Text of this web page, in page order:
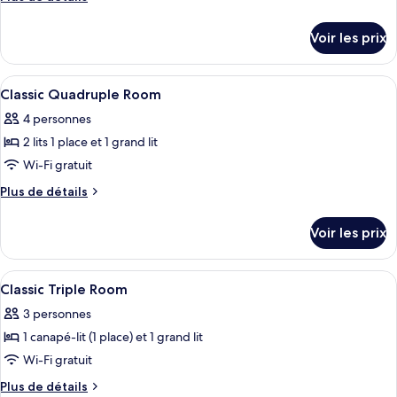
de
Chambre
Double
Supérieure
le
type
de
Chambre
Double
Voir les prix
Afficher
toutes
les
photos
pour
ce
chambre :
Classic
Quadruple
Room
Coffres-forts dans les chambres,
4
Classic Quadruple Room
4 personnes
2 lits 1 place et 1 grand lit
Wi-Fi gratuit
Plus de détails
Plus
le
type
de
Classic
Quadruple
Voir les prix
Afficher
toutes
les
photos
pour
ce
Coffres-forts dans les chambres,
6
Classic Triple Room
3 personnes
1 canapé-lit (1 place) et 1 grand lit
Wi-Fi gratuit
Plus de détails
Plus